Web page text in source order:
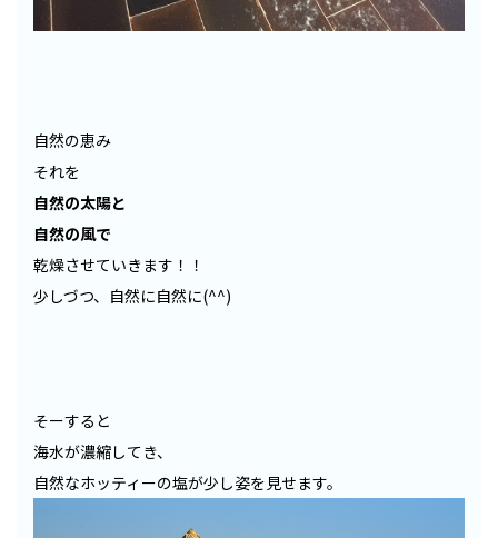
自然の恵み
それを
自然の太陽と
自然の風で
乾燥させていきます！！
少しづつ、自然に自然に(^^)
そーすると
海水が濃縮してき、
自然なホッティーの塩が少し姿を見せます。